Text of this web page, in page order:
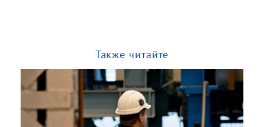
Также читайте